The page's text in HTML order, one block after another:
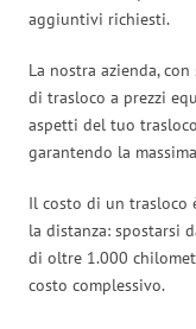
aggiuntivi richiesti.
La nostra azienda,
di trasloco a prezzi
aspetti del tuo
garantendo la
Il costo di un trasloco
la distanza: spostarsi
di oltre 1.000
costo complessivo.